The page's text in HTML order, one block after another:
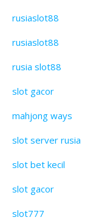
rusiaslot88
rusiaslot88
rusia slot88
slot gacor
mahjong ways
slot server rusia
slot bet kecil
slot gacor
slot777